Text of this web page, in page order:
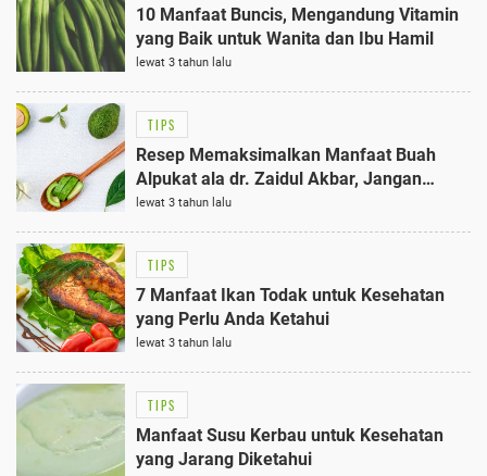
10 Manfaat Buncis, Mengandung Vitamin
yang Baik untuk Wanita dan Ibu Hamil
lewat 3 tahun lalu
TIPS
Resep Memaksimalkan Manfaat Buah
Alpukat ala dr. Zaidul Akbar, Jangan
Campur dengan Ini
lewat 3 tahun lalu
TIPS
7 Manfaat Ikan Todak untuk Kesehatan
yang Perlu Anda Ketahui
lewat 3 tahun lalu
TIPS
Manfaat Susu Kerbau untuk Kesehatan
yang Jarang Diketahui